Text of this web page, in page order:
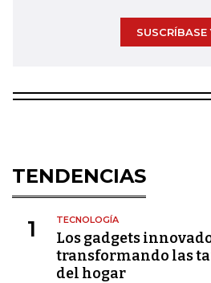
SUSCRÍBASE
TENDENCIAS
1 TECNOLOGÍA
Los gadgets
transformando las
del hogar